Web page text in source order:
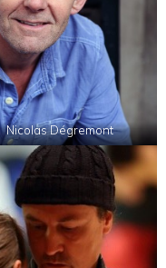
Nicolas Dégremont